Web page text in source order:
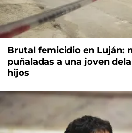
Brutal femicidio en Luján:
puñaladas a una joven
hijos